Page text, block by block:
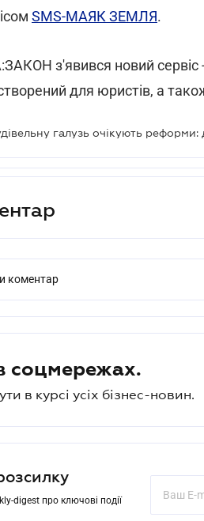
SMS-МАЯК ЗЕМЛЯ.
з'явився новий сервіс
для юристів, а
коментар
соцмережах.
в курсі усіх бізнес-новин.
digest про ключові події